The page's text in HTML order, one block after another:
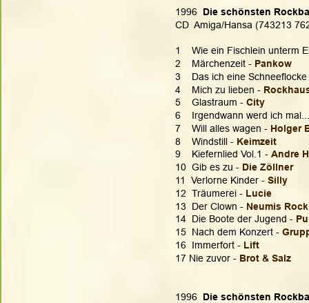
1996 Die schönsten
CD  Amiga/Hansa (743213
1    Wie ein Fischlein unterm
2    Märchenzeit - Pankow
3    Das ich eine
4    Mich zu lieben -
5    Glastraum - City
6    Irgendwann werd ich
7    Will alles wagen - Holger
8    Windstill - Keimzeit
9    Kiefernlied Vol.1 - Andre
10  Gib es zu - Die Zöllner
11  Verlorne Kinder - Silly
12  Träumerei - Lucie
13  Der Clown - Neumis
14  Die Boote der Jugend -
15  Nach dem Konzert -
16  Immerfort - Lift
17 Nie zuvor - Brot & Salz
1996 Die schönsten